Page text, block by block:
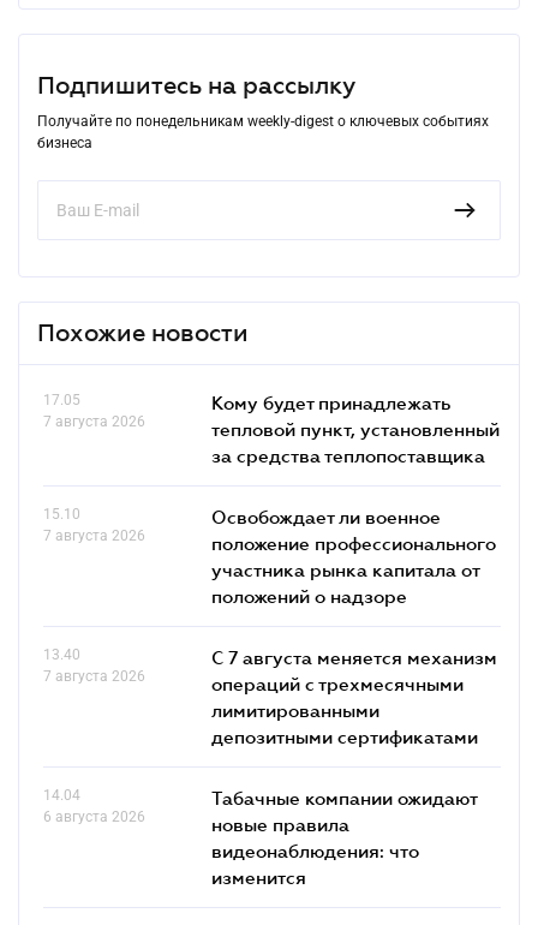
Подпишитесь на рассылку
Получайте по понедельникам weekly-digest о ключевых событиях
бизнеса
Похожие новости
17.05
7 августа 2026
Кому будет принадлежать
тепловой пункт, установленный
за средства теплопоставщика
15.10
7 августа 2026
Освобождает ли военное
положение профессионального
участника рынка капитала от
положений о надзоре
13.40
7 августа 2026
С 7 августа меняется механизм
операций с трехмесячными
лимитированными
депозитными сертификатами
14.04
6 августа 2026
Табачные компании ожидают
новые правила
видеонаблюдения: что
изменится